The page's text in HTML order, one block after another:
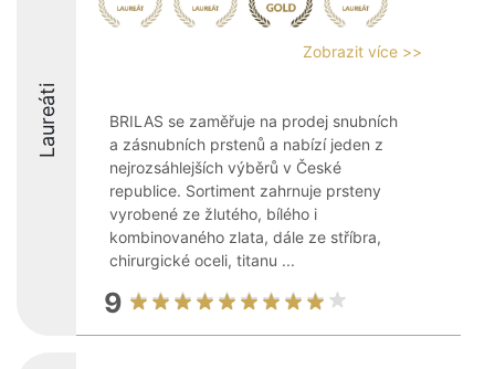
Laureáti
Zobrazit více >>
BRILAS se zaměřuje na prodej snubních
a zásnubních prstenů a nabízí jeden z
nejrozsáhlejších výběrů v České
republice. Sortiment zahrnuje prsteny
vyrobené ze žlutého, bílého i
kombinovaného zlata, dále ze stříbra,
chirurgické oceli, titanu ...
9